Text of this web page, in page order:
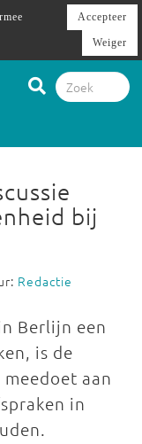
bij
Redactie
Berlijn een
is de
aan
in
Accepteer
Weiger